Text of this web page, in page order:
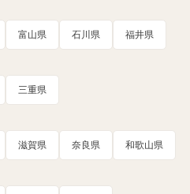
富山県 石川県 福井県
三重県
滋賀県 奈良県 和歌山県